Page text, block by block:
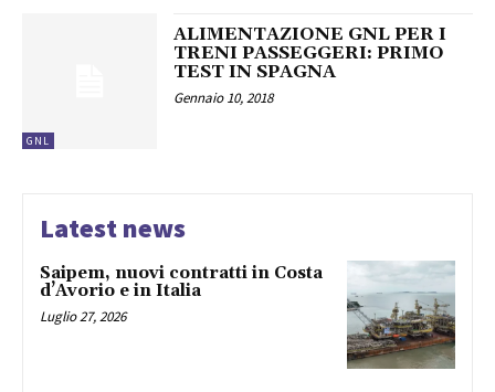
GNL
ALIMENTAZIONE GNL PER I
TRENI PASSEGGERI: PRIMO
TEST IN SPAGNA
Gennaio 10, 2018
Latest news
Saipem, nuovi contratti in Costa
d’Avorio e in Italia
Luglio 27, 2026